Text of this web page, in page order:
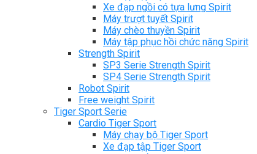
Xe đạp ngồi có tựa lưng Spirit
Máy trượt tuyết Spirit
Máy chèo thuyền Spirit
Máy tập phục hồi chức năng Spirit
Strength Spirit
SP3 Serie Strength Spirit
SP4 Serie Strength Spirit
Robot Spirit
Free weight Spirit
Tiger Sport Serie
Cardio Tiger Sport
Máy chạy bộ Tiger Sport
Xe đạp tập Tiger Sport